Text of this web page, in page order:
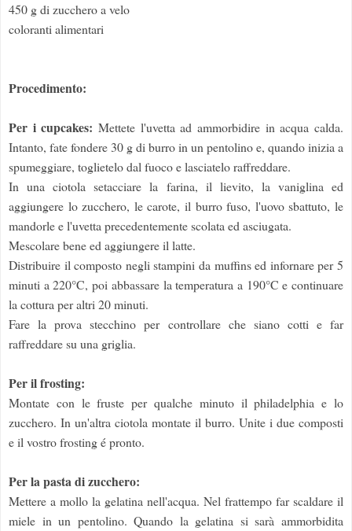
450 g di zucchero a velo
coloranti alimentari
Procedimento:
Per i cupcakes: Mettete l'uvetta ad ammorbidire in acqua calda.
Intanto, fate fondere 30 g di burro in un pentolino e, quando inizia a
spumeggiare, toglietelo dal fuoco e lasciatelo raffreddare.
In una ciotola setacciare la farina, il lievito, la vaniglina ed
aggiungere lo zucchero, le carote, il burro fuso, l'uovo sbattuto, le
mandorle e l'uvetta precedentemente scolata ed asciugata.
Mescolare bene ed aggiungere il latte.
Distribuire il composto negli stampini da muffins ed infornare per 5
minuti a 220°C, poi abbassare la temperatura a 190°C e continuare
la cottura per altri 20 minuti.
Fare la prova stecchino per controllare che siano cotti e far
raffreddare su una griglia.
Per il frosting:
Montate con le fruste per qualche minuto il philadelphia e lo
zucchero. In un'altra ciotola montate il burro. Unite i due composti
e il vostro frosting é pronto.
Per la pasta di zucchero:
Mettere a mollo la gelatina nell'acqua. Nel frattempo far scaldare il
miele in un pentolino. Quando la gelatina si sarà ammorbidita